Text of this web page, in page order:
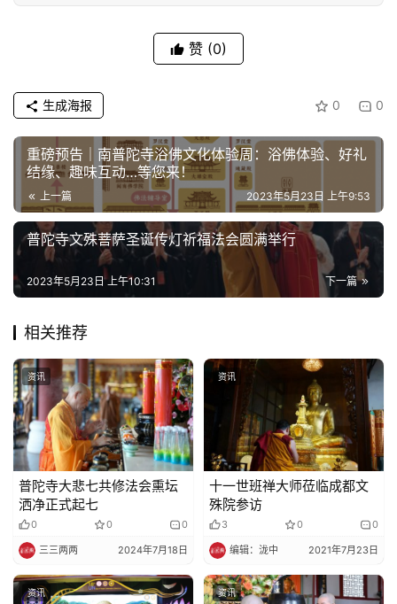
教
寺
院
巡
礼
视
频
纪
录
教
艺
术
政
策
法
规
免
责
注册
赞 (0)
0 0
生成海报
重磅预告｜南普陀寺浴佛文化体验周：浴佛体验、好礼
结缘、趣味互动…等您来！
上一篇 2023年5月23日 上午9:53
普陀寺文殊菩萨圣诞传灯祈福法会圆满举行
下一篇
2023年5月23日 上午10:31
相关推荐
资讯
普陀寺大悲七共修法会熏坛
洒净正式起七
0 0 0
三三两两 2024年7月18日
资讯
十一世班禅大师莅临成都文
殊院参访
3 0 0
编辑：泷中 2021年7月23日
资讯 资讯